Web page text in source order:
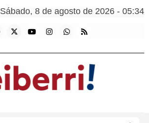
Sábado, 8 de agosto de 2026 - 05:34